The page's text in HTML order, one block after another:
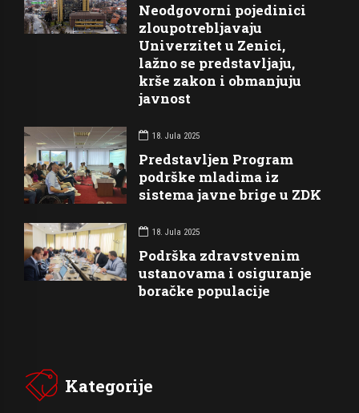
Neodgovorni pojedinici
zloupotrebljavaju
Univerzitet u Zenici,
lažno se predstavljaju,
krše zakon i obmanjuju
javnost
18. Jula 2025
Predstavljen Program
podrške mladima iz
sistema javne brige u ZDK
18. Jula 2025
Podrška zdravstvenim
ustanovama i osiguranje
boračke populacije
Kategorije